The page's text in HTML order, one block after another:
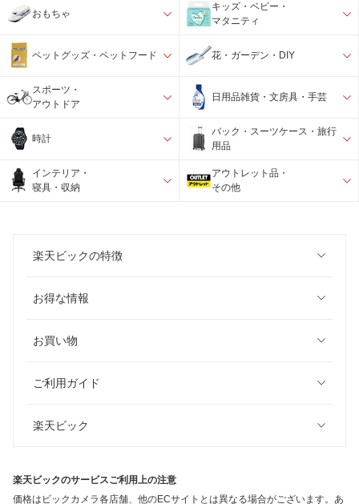
おもちゃ
キッズ・ベビー・
マタニティ
ペットグッズ・ペットフード 花・ガーデン・DIY
スポーツ・
アウトドア
日用品雑貨・文房具・手芸
時計
バック・スーツケース・旅行
用品
インテリア・
寝具・収納
アウトレット品・
その他
楽天ビックの特徴
お得な情報
お買い物
ご利用ガイド
楽天ビック
楽天ビックのサービスご利用上の注意
価格はビックカメラ各店舗、他のECサイトとは異なる場合がございます。あ